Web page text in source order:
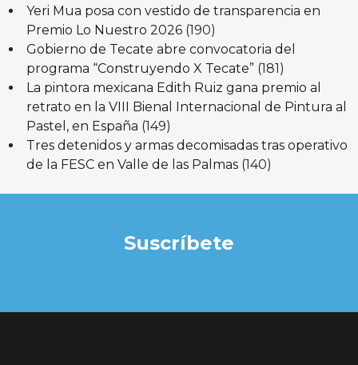
Yeri Mua posa con vestido de transparencia en
Premio Lo Nuestro 2026 (190)
Gobierno de Tecate abre convocatoria del
programa “Construyendo X Tecate” (181)
La pintora mexicana Edith Ruiz gana premio al
retrato en la VIII Bienal Internacional de Pintura al
Pastel, en España (149)
Tres detenidos y armas decomisadas tras operativo
de la FESC en Valle de las Palmas (140)
Suscríbete